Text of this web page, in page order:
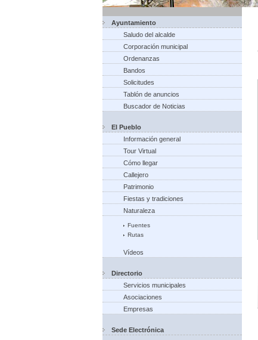
Ayuntamiento
Saludo del alcalde
Corporación municipal
Ordenanzas
Bandos
Solicitudes
Tablón de anuncios
Buscador de Noticias
El Pueblo
Información general
Tour Virtual
Cómo llegar
Callejero
Patrimonio
Fiestas y tradiciones
Naturaleza
Fuentes
Rutas
Vídeos
Directorio
Servicios municipales
Asociaciones
Empresas
Sede Electrónica